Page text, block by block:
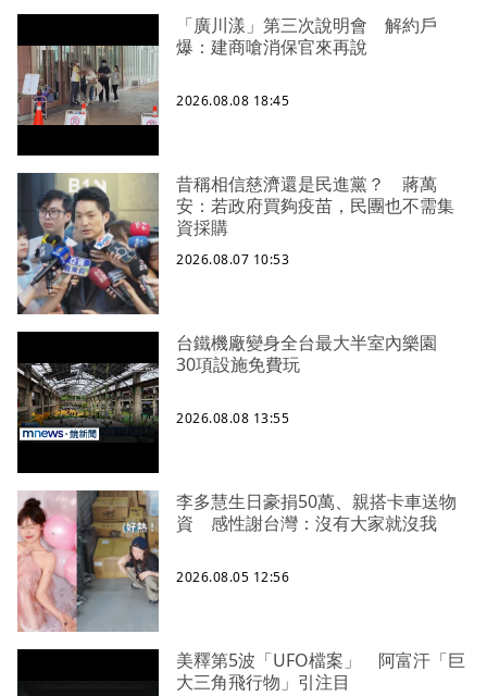
「廣川漾」第三次說明會 解約戶
爆：建商嗆消保官來再說
2026.08.08 18:45
昔稱相信慈濟還是民進黨？ 蔣萬
安：若政府買夠疫苗，民團也不需集
資採購
2026.08.07 10:53
台鐵機廠變身全台最大半室內樂園
30項設施免費玩
2026.08.08 13:55
李多慧生日豪捐50萬、親搭卡車送物
資 感性謝台灣：沒有大家就沒我
2026.08.05 12:56
美釋第5波「UFO檔案」 阿富汗「巨
大三角飛行物」引注目